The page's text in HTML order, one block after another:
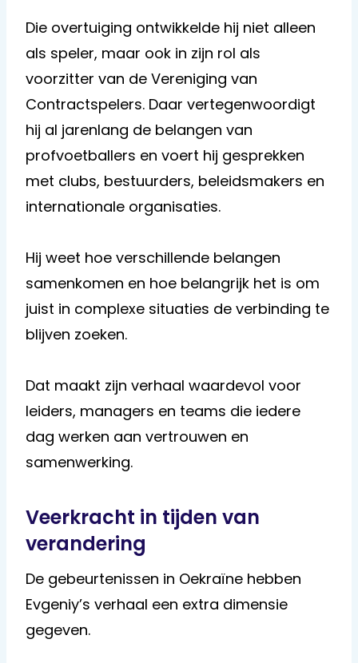
Die overtuiging ontwikkelde hij niet alleen
als speler, maar ook in zijn rol als
voorzitter van de Vereniging van
Contractspelers. Daar vertegenwoordigt
hij al jarenlang de belangen van
profvoetballers en voert hij gesprekken
met clubs, bestuurders, beleidsmakers en
internationale organisaties.
Hij weet hoe verschillende belangen
samenkomen en hoe belangrijk het is om
juist in complexe situaties de verbinding te
blijven zoeken.
Dat maakt zijn verhaal waardevol voor
leiders, managers en teams die iedere
dag werken aan vertrouwen en
samenwerking.
Veerkracht in tijden van
verandering
De gebeurtenissen in Oekraïne hebben
Evgeniy’s verhaal een extra dimensie
gegeven.